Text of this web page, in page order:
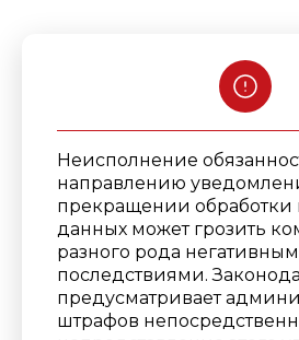
Неисполнение
направлению
прекращении обработки
данных может грозить
разного рода
последствиями.
предусматривает
штрафов